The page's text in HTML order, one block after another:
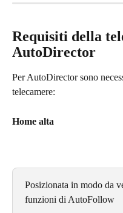
Requisiti della
AutoDirector
Per AutoDirector sono
telecamere:
Home alta
Posizionata in modo da
funzioni di AutoFollow